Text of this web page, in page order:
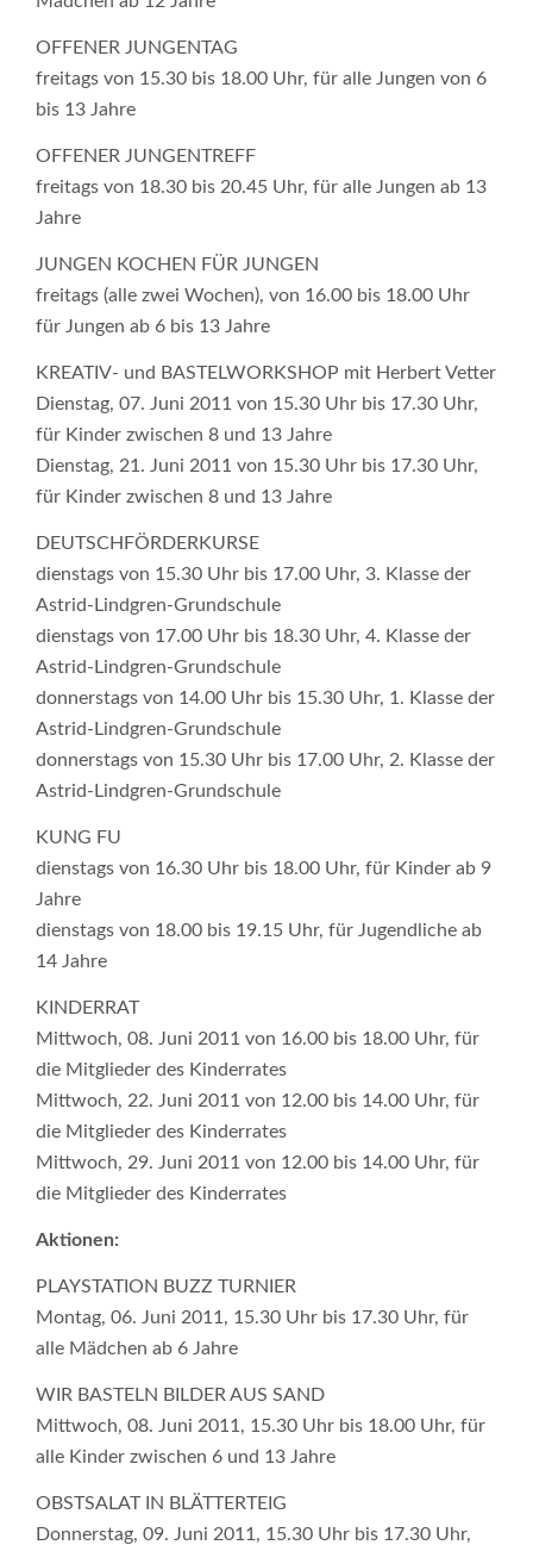
OFFENER JUNGENTAG
freitags von 15.30 bis 18.00 Uhr, für alle Jungen von 6
bis 13 Jahre
OFFENER JUNGENTREFF
freitags von 18.30 bis 20.45 Uhr, für alle Jungen ab 13
Jahre
JUNGEN KOCHEN FÜR JUNGEN
freitags (alle zwei Wochen), von 16.00 bis 18.00 Uhr
für Jungen ab 6 bis 13 Jahre
KREATIV- und BASTELWORKSHOP mit Herbert Vetter
Dienstag, 07. Juni 2011 von 15.30 Uhr bis 17.30 Uhr,
für Kinder zwischen 8 und 13 Jahre
Dienstag, 21. Juni 2011 von 15.30 Uhr bis 17.30 Uhr,
für Kinder zwischen 8 und 13 Jahre
DEUTSCHFÖRDERKURSE
dienstags von 15.30 Uhr bis 17.00 Uhr, 3. Klasse der
Astrid-Lindgren-Grundschule
dienstags von 17.00 Uhr bis 18.30 Uhr, 4. Klasse der
Astrid-Lindgren-Grundschule
donnerstags von 14.00 Uhr bis 15.30 Uhr, 1. Klasse der
Astrid-Lindgren-Grundschule
donnerstags von 15.30 Uhr bis 17.00 Uhr, 2. Klasse der
Astrid-Lindgren-Grundschule
KUNG FU
dienstags von 16.30 Uhr bis 18.00 Uhr, für Kinder ab 9
Jahre
dienstags von 18.00 bis 19.15 Uhr, für Jugendliche ab
14 Jahre
KINDERRAT
Mittwoch, 08. Juni 2011 von 16.00 bis 18.00 Uhr, für
die Mitglieder des Kinderrates
Mittwoch, 22. Juni 2011 von 12.00 bis 14.00 Uhr, für
die Mitglieder des Kinderrates
Mittwoch, 29. Juni 2011 von 12.00 bis 14.00 Uhr, für
die Mitglieder des Kinderrates
Aktionen:
PLAYSTATION BUZZ TURNIER
Montag, 06. Juni 2011, 15.30 Uhr bis 17.30 Uhr, für
alle Mädchen ab 6 Jahre
WIR BASTELN BILDER AUS SAND
Mittwoch, 08. Juni 2011, 15.30 Uhr bis 18.00 Uhr, für
alle Kinder zwischen 6 und 13 Jahre
OBSTSALAT IN BLÄTTERTEIG
Donnerstag, 09. Juni 2011, 15.30 Uhr bis 17.30 Uhr,